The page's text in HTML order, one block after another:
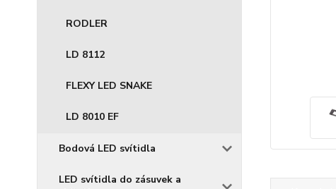
RODLER
LD 8112
FLEXY LED SNAKE
LD 8010 EF
Bodová LED svítidla
LED svítidla do zásuvek a